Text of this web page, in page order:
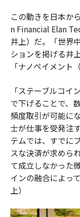
この動きを日本か
n Financial Elan
井上）だ。「世界
ションを掲げる井
「ナノペイメント
「ステーブルコイ
で下げることで、
頻度取引が可能に
士が仕事を受発注
テムでは、すでに
スな決済が求めら
て成立しなかった
インの融合によっ
上）